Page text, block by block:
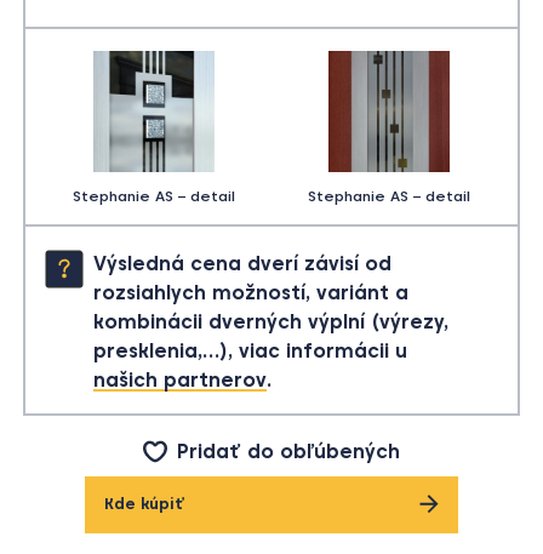
Stephanie AS – detail Stephanie AS – detail
Výsledná cena dverí závisí od
rozsiahlych možností, variánt a
kombinácii dverných výplní (výrezy,
presklenia,…), viac informácii u
našich partnerov.
Pridať do obľúbených
Kde kúpiť